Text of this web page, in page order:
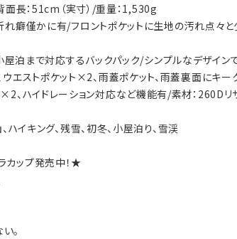
長：51cm（実寸）/重量：1,530g
癖僅かに有/フロントポケットに生地の汚れ点々
まで対応するバックパック/シンプルなデザイン
エストポケット×2、雨蓋ポケット、雨蓋裏面にキー
、ハイドレーション対応など機能有/素材：260D
イキング、残雪、初冬、小屋泊り、雪渓
カップ発売中！★
。